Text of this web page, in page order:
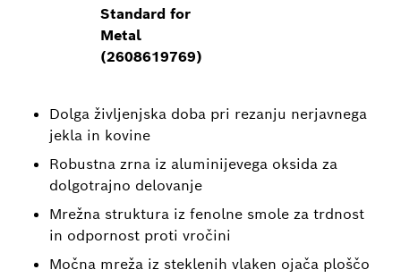
Standard for
Metal
(2608619769)
Dolga življenjska doba pri rezanju nerjavnega
jekla in kovine
Robustna zrna iz aluminijevega oksida za
dolgotrajno delovanje
Mrežna struktura iz fenolne smole za trdnost
in odpornost proti vročini
Močna mreža iz steklenih vlaken ojača ploščo